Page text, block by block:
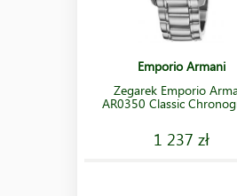
Emporio Armani
Zegarek Emporio
AR0350 Classic
1 237 zł